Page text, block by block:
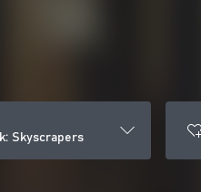
Skyscrapers